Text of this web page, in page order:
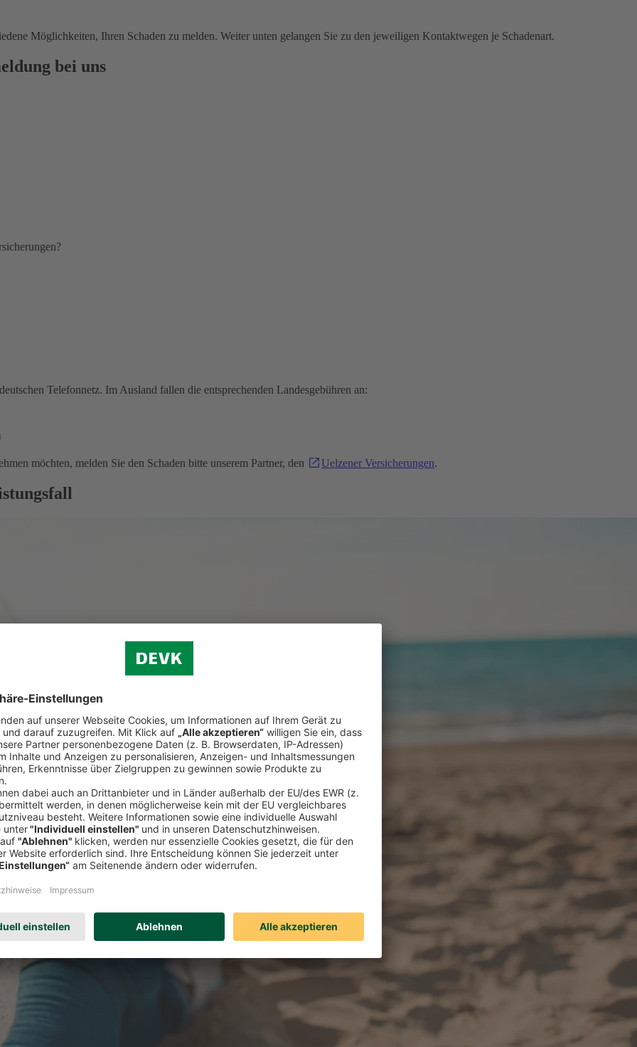
Möglichkeiten, Ihren Schaden zu melden. Weiter unten gelangen Sie zu den jeweiligen Kontaktwegen je Schadenart.
bei uns
Telefonnetz. Im Ausland fallen die entsprechenden Landesgebühren an:
möchten, melden Sie den Schaden bitte unserem Partner, den Uelzener Versicherungen.